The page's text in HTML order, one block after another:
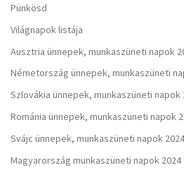
Pünkösd
Világnapok listája
Ausztria ünnepek, munkaszüneti napok
Németország ünnepek, munkaszüneti
Szlovákia ünnepek, munkaszüneti napok
Románia ünnepek, munkaszüneti napok
Svájc ünnepek, munkaszüneti napok 2024
Magyarország munkaszüneti napok 2024